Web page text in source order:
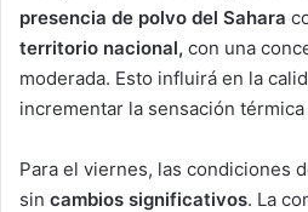
presencia de polvo del Sahara
territorio nacional, con una
moderada. Esto influirá en la
incrementar la sensación
Para el viernes, las condiciones
sin cambios significativos. La